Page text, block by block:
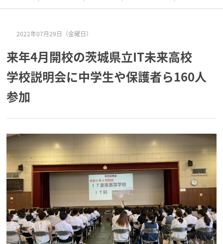
2022年07月29日（金曜日）
来年4月開校の茨城県立IT未来高校
学校説明会に中学生や保護者ら160人
参加